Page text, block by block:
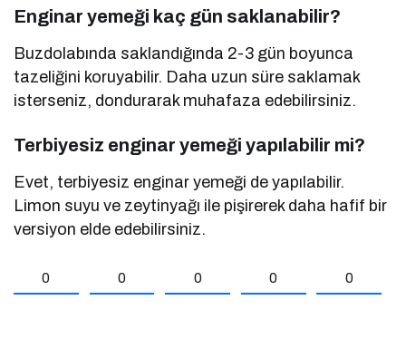
Enginar yemeği kaç gün saklanabilir?
Buzdolabında saklandığında 2-3 gün boyunca
tazeliğini koruyabilir. Daha uzun süre saklamak
isterseniz, dondurarak muhafaza edebilirsiniz.
Terbiyesiz enginar yemeği yapılabilir mi?
Evet, terbiyesiz enginar yemeği de yapılabilir.
Limon suyu ve zeytinyağı ile pişirerek daha hafif bir
versiyon elde edebilirsiniz.
0 0 0 0 0